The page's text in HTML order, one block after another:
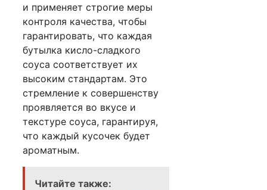
и применяет строгие меры
контроля качества, чтобы
гарантировать, что каждая
бутылка кисло-сладкого
соуса соответствует их
высоким стандартам. Это
стремление к совершенству
проявляется во вкусе и
текстуре соуса, гарантируя,
что каждый кусочек будет
ароматным.
Читайте также: